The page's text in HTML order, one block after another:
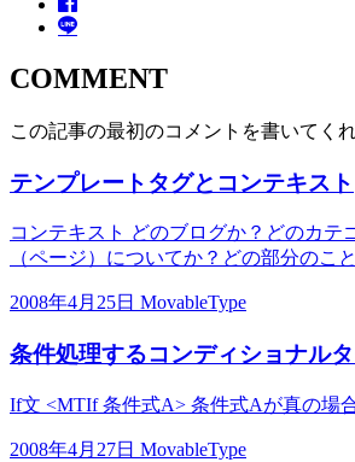
COMMENT
この記事の最初のコメントを書いてく
テンプレートタグとコンテキスト
コンテキスト どのブログか？どのカテ
（ページ）についてか？どの部分のこ
2008年4月25日 MovableType
条件処理するコンディショナル
If文 <MTIf 条件式A> 条件式Aが真の場
2008年4月27日 MovableType